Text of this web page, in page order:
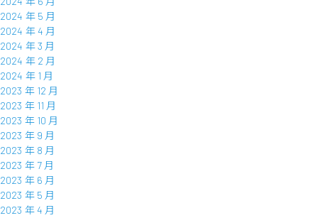
2024 年 5 月
2024 年 4 月
2024 年 3 月
2024 年 2 月
2024 年 1 月
2023 年 12 月
2023 年 11 月
2023 年 10 月
2023 年 9 月
2023 年 8 月
2023 年 7 月
2023 年 6 月
2023 年 5 月
2023 年 4 月